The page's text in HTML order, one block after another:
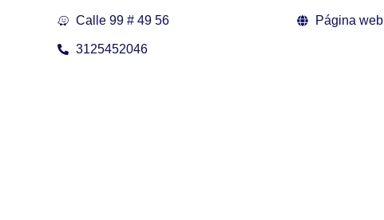
Calle 99 # 49 56
3125452046
Página web